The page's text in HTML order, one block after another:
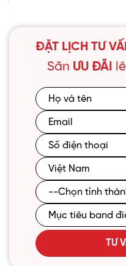
ĐẶT LỊCH TƯ
Săn ƯU ĐÃI
TƯ